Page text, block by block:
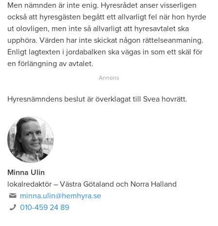
Men nämnden är inte enig. Hyresrådet anser visserligen
också att hyresgästen begått ett allvarligt fel när hon hyrde
ut olovligen, men inte så allvarligt att hyresavtalet ska
upphöra. Värden har inte skickat någon rättelseanmaning.
Enligt lagtexten i jordabalken ska vägas in som ett skäl för
en förlängning av avtalet.
Hyresnämndens beslut är överklagat till Svea hovrätt.
Minna Ulin
lokalredaktör – Västra Götaland och Norra Halland
minna.ulin@hemhyra.se
010-459 24 89